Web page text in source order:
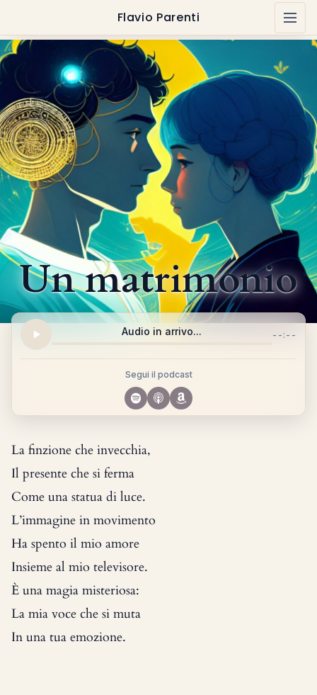
Flavio Parenti
Un matrimonio
Audio in arrivo... --:--
Segui il podcast
La finzione che invecchia,
Il presente che si ferma
Come una statua di luce.
L’immagine in movimento
Ha spento il mio amore
Insieme al mio televisore.
È una magia misteriosa:
La mia voce che si muta
In una tua emozione.